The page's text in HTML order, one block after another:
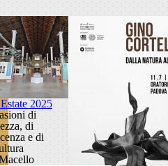
2025
di
di
e di